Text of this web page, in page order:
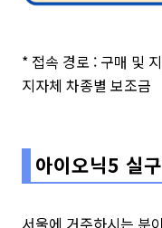
* 접속 경로 : 구매 및
지자체 차종별 보조금
아이오닉5 실
서울에 거주하시는 분